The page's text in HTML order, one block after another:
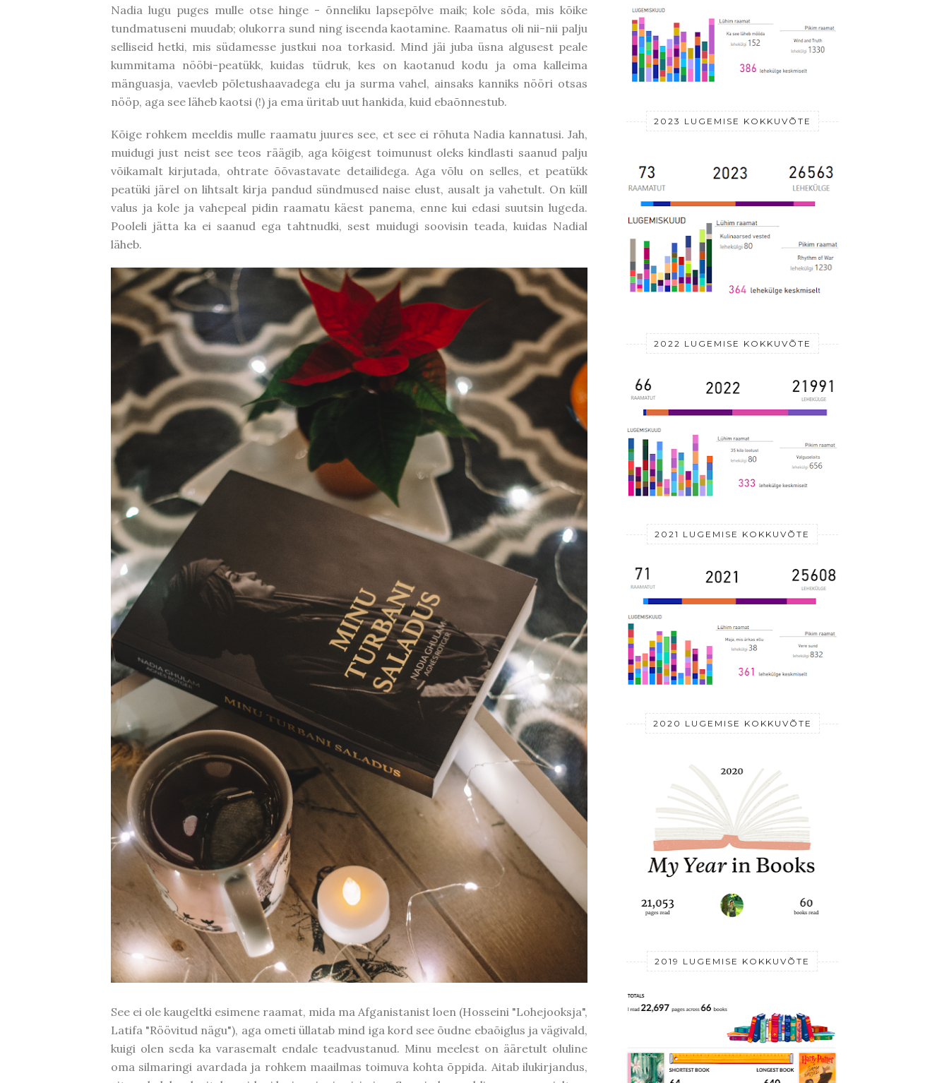
Nadia lugu puges mulle otse hinge - õnneliku lapsepõlve maik; kole sõda, mis kõike
tundmatuseni muudab; olukorra sund ning iseenda kaotamine. Raamatus oli nii-nii palju
selliseid hetki, mis südamesse justkui noa torkasid. Mind jäi juba üsna algusest peale
kummitama nööbi-peatükk, kuidas tüdruk, kes on kaotanud kodu ja oma kalleima
mänguasja, vaevleb põletushaavadega elu ja surma vahel, ainsaks kanniks nööri otsas
nööp, aga see läheb kaotsi (!) ja ema üritab uut hankida, kuid ebaõnnestub.
Kõige rohkem meeldis mulle raamatu juures see, et see ei rõhuta Nadia kannatusi. Jah,
muidugi just neist see teos räägib, aga kõigest toimunust oleks kindlasti saanud palju
võikamalt kirjutada, ohtrate õõvastavate detailidega. Aga võlu on selles, et peatükk
peatüki järel on lihtsalt kirja pandud sündmused naise elust, ausalt ja vahetult. On küll
valus ja kole ja vahepeal pidin raamatu käest panema, enne kui edasi suutsin lugeda.
Pooleli jätta ka ei saanud ega tahtnudki, sest muidugi soovisin teada, kuidas Nadial
läheb.
See ei ole kaugeltki esimene raamat, mida ma Afganistanist loen (Hosseini "Lohejooksja",
Latifa "Röövitud nägu"), aga ometi üllatab mind iga kord see õudne ebaõiglus ja vägivald,
kuigi olen seda ka varasemalt endale teadvustanud. Minu meelest on ääretult oluline
oma silmaringi avardada ja rohkem maailmas toimuva kohta õppida. Aitab ilukirjandus,
2023 LUGEMISE KOKKUVÕTE
2022 LUGEMISE KOKKUVÕTE
2021 LUGEMISE KOKKUVÕTE
2020 LUGEMISE KOKKUVÕTE
2019 LUGEMISE KOKKUVÕTE